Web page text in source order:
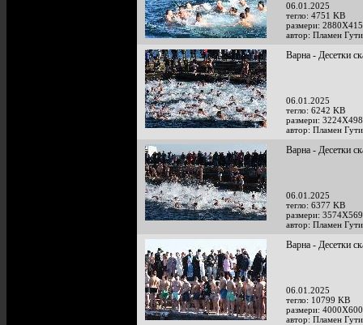
06.01.2025
тегло: 4751 KB
размери:
автор: Пламен
Варна - Десетки
06.01.2025
тегло: 6242 KB
размери:
автор: Пламен
Варна - Десетки
06.01.2025
тегло: 6377 KB
размери:
автор: Пламен
Варна - Десетки
06.01.2025
тегло: 10799 KB
размери:
автор: Пламен